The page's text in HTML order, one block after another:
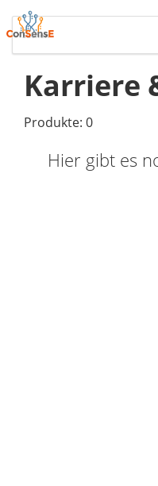
Karriere
Produkte: 0
Hier gibt es